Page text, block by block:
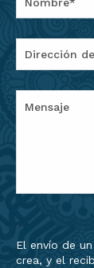
.
El envío de
crea, y el